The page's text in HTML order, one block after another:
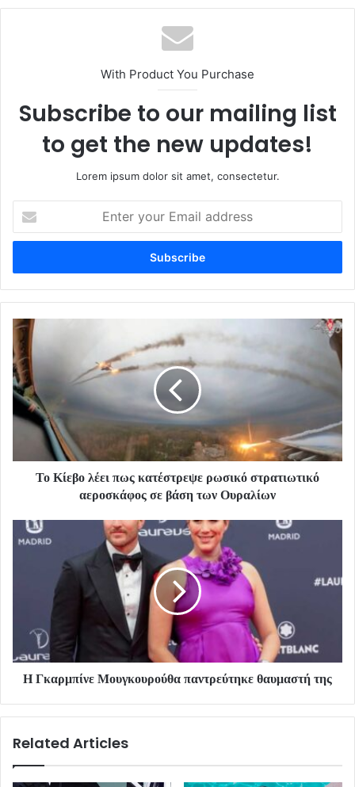
With Product You Purchase
Subscribe to our mailing list
to get the new updates!
Lorem ipsum dolor sit amet, consectetur.
your
Email
Το Κίεβο λέει πως κατέστρεψε ρωσικό στρατιωτικό
αεροσκάφος σε βάση των Ουραλίων
Η Γκαρμπίνε Μουγκουρούθα παντρεύτηκε θαυμαστή της
Related Articles